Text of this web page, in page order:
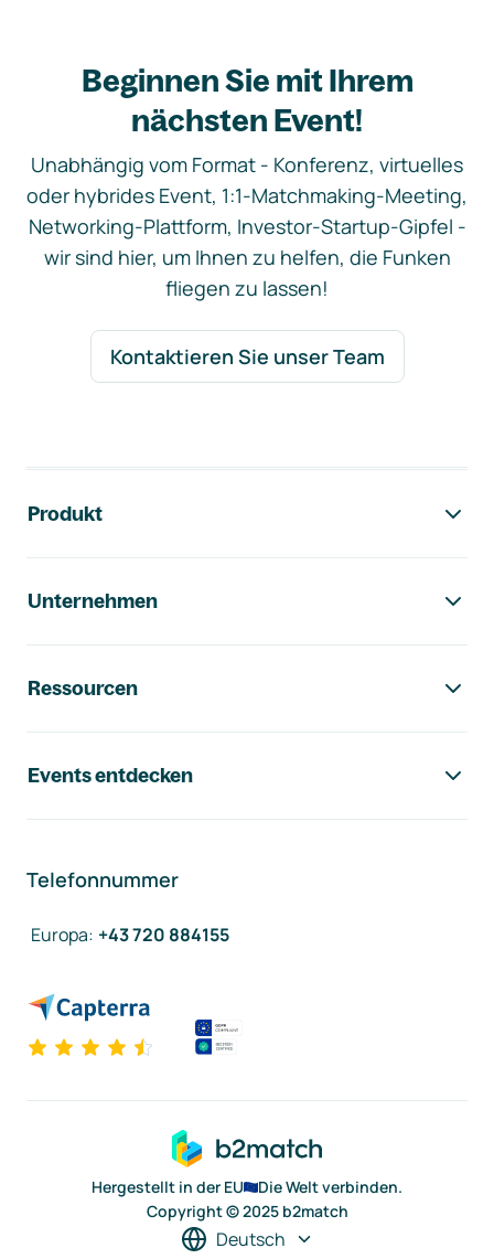
Beginnen Sie mit Ihrem
nächsten Event!
Unabhängig vom Format - Konferenz, virtuelles
oder hybrides Event, 1:1-Matchmaking-Meeting,
Networking-Plattform, Investor-Startup-Gipfel -
wir sind hier, um Ihnen zu helfen, die Funken
fliegen zu lassen!
Kontaktieren Sie unser Team
Produkt
Unternehmen
Ressourcen
Events entdecken
Telefonnummer
Europa: +43 720 884155
Hergestellt in der EU
Die Welt verbinden.
Copyright © 2025 b2match
Deutsch